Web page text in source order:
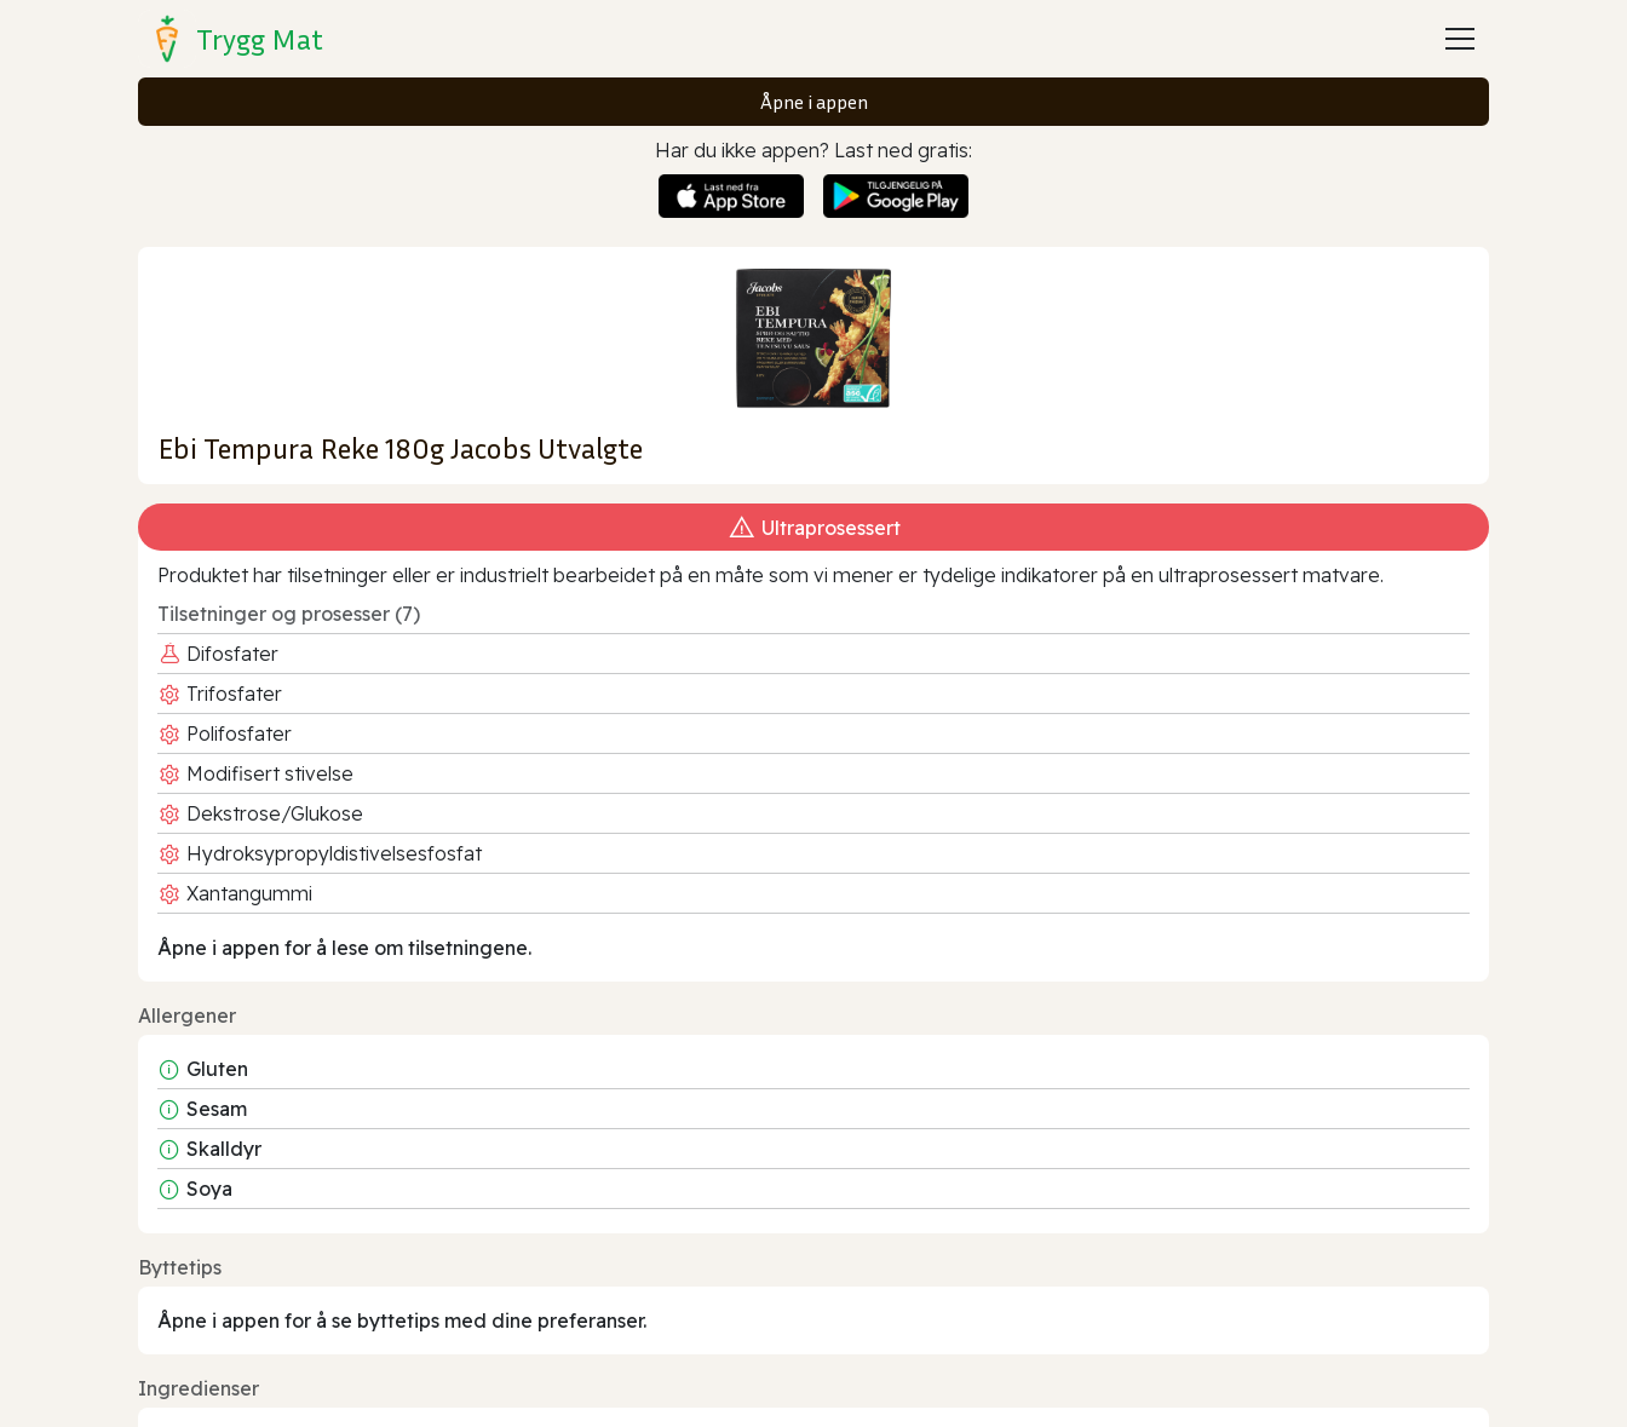
Trygg Mat
Åpne i appen
Har du ikke appen? Last ned gratis:
Ebi Tempura Reke 180g Jacobs Utvalgte
Ultraprosessert
Produktet har tilsetninger eller er industrielt bearbeidet på en måte som vi mener er tydelige indikatorer på en ultraprosessert matvare.
Tilsetninger og prosesser (7)
Difosfater
Trifosfater
Polifosfater
Modifisert stivelse
Dekstrose/Glukose
Hydroksypropyldistivelsesfosfat
Xantangummi
Åpne i appen for å lese om tilsetningene.
Allergener
Gluten
Sesam
Skalldyr
Soya
Byttetips
Åpne i appen for å se byttetips med dine preferanser.
Ingredienser